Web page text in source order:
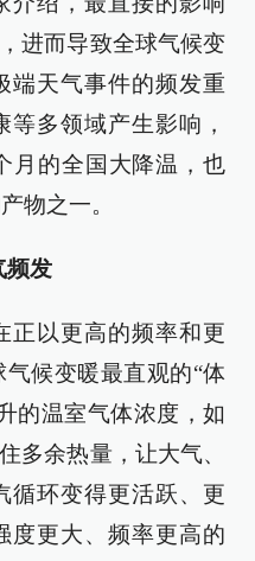
进而导致全球气候变
端天气事件的频发重
多领域产生影响，
月的全国大降温，也
物之一。
频发
正以更高的频率和更
候变暖最直观的“体
的温室气体浓度，如
多余热量，让大气、
循环变得更活跃、更
度更大、频率更高的